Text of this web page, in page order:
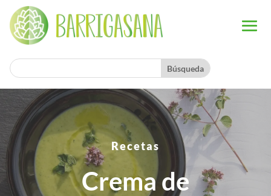
Recetas
Crema de